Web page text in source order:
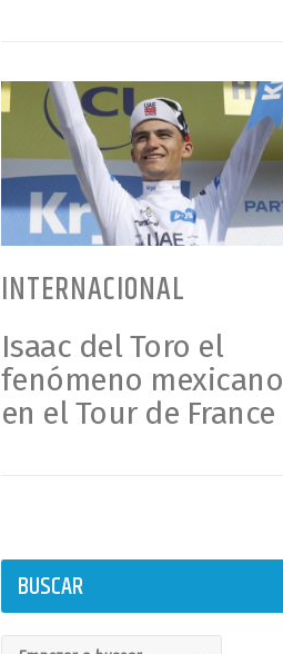
INTERNACIONAL
Isaac del Toro el
fenómeno mexicano
en el Tour de France
BUSCAR